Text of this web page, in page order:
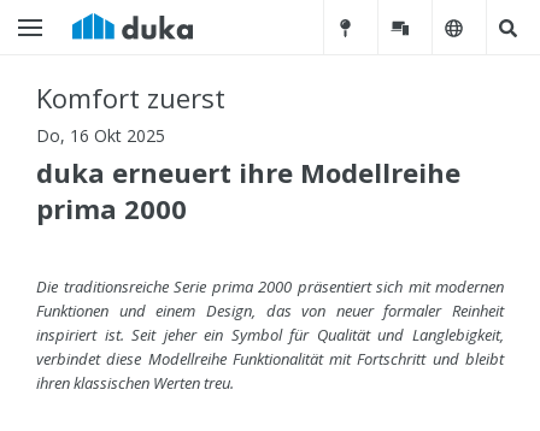
Komfort zuerst
Do, 16 Okt 2025
duka erneuert ihre Modellreihe
prima 2000
Die traditionsreiche Serie prima 2000 präsentiert sich mit modernen
Funktionen und einem Design, das von neuer formaler Reinheit
inspiriert ist. Seit jeher ein Symbol für Qualität und Langlebigkeit,
verbindet diese Modellreihe Funktionalität mit Fortschritt und bleibt
ihren klassischen Werten treu.